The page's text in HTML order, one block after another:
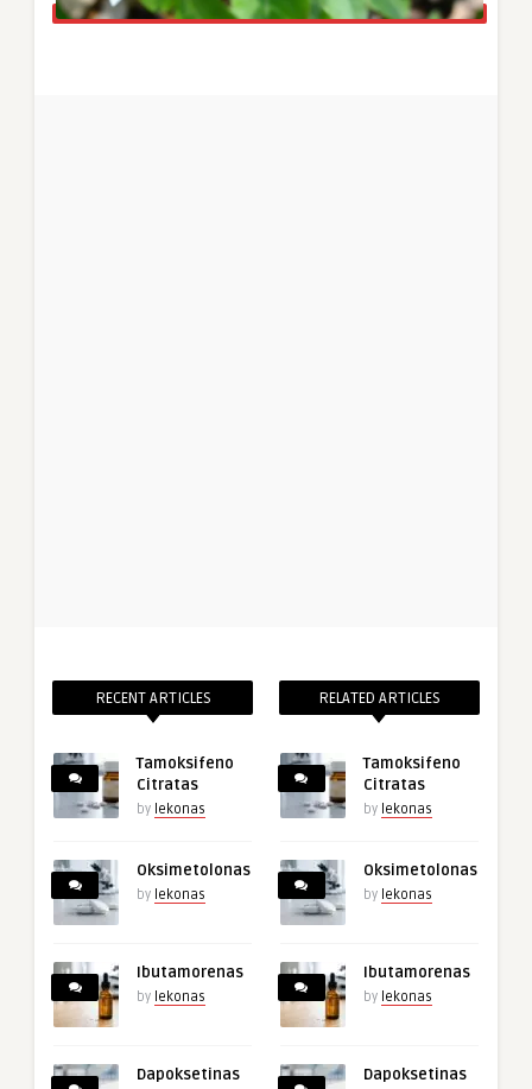
RECENT ARTICLES
Tamoksifeno
Citratas
by lekonas
Oksimetolonas
by lekonas
Ibutamorenas
by lekonas
Dapoksetinas
RELATED ARTICLES
Tamoksifeno
Citratas
by lekonas
Oksimetolonas
by lekonas
Ibutamorenas
by lekonas
Dapoksetinas